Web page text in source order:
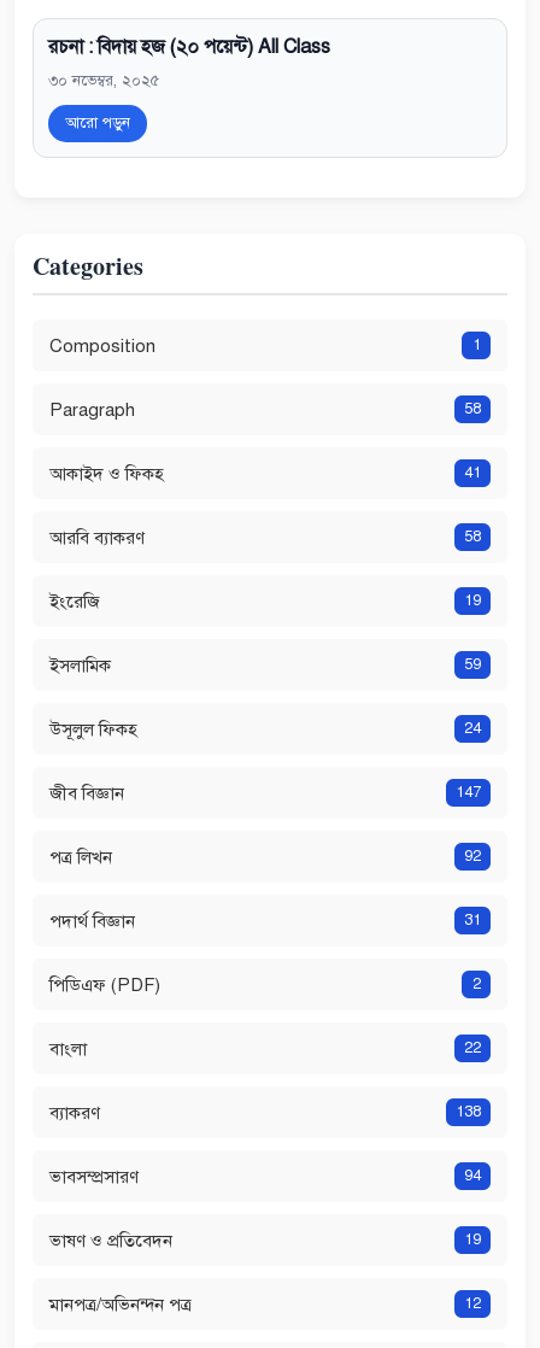
রচনা : বিদায় হজ (২০ পয়েন্ট) All Class
৩০ নভেম্বর, ২০২৫
আরো পড়ুন
Categories
Composition 1
Paragraph 58
আকাইদ ও ফিকহ 41
আরবি ব্যাকরণ 58
ইংরেজি 19
ইসলামিক 59
উসূলুল ফিকহ 24
জীব বিজ্ঞান 147
পত্র লিখন 92
পদার্থ বিজ্ঞান 31
পিডিএফ (PDF) 2
বাংলা 22
ব্যাকরণ 138
ভাবসম্প্রসারণ 94
ভাষণ ও প্রতিবেদন 19
মানপত্র/অভিনন্দন পত্র 12